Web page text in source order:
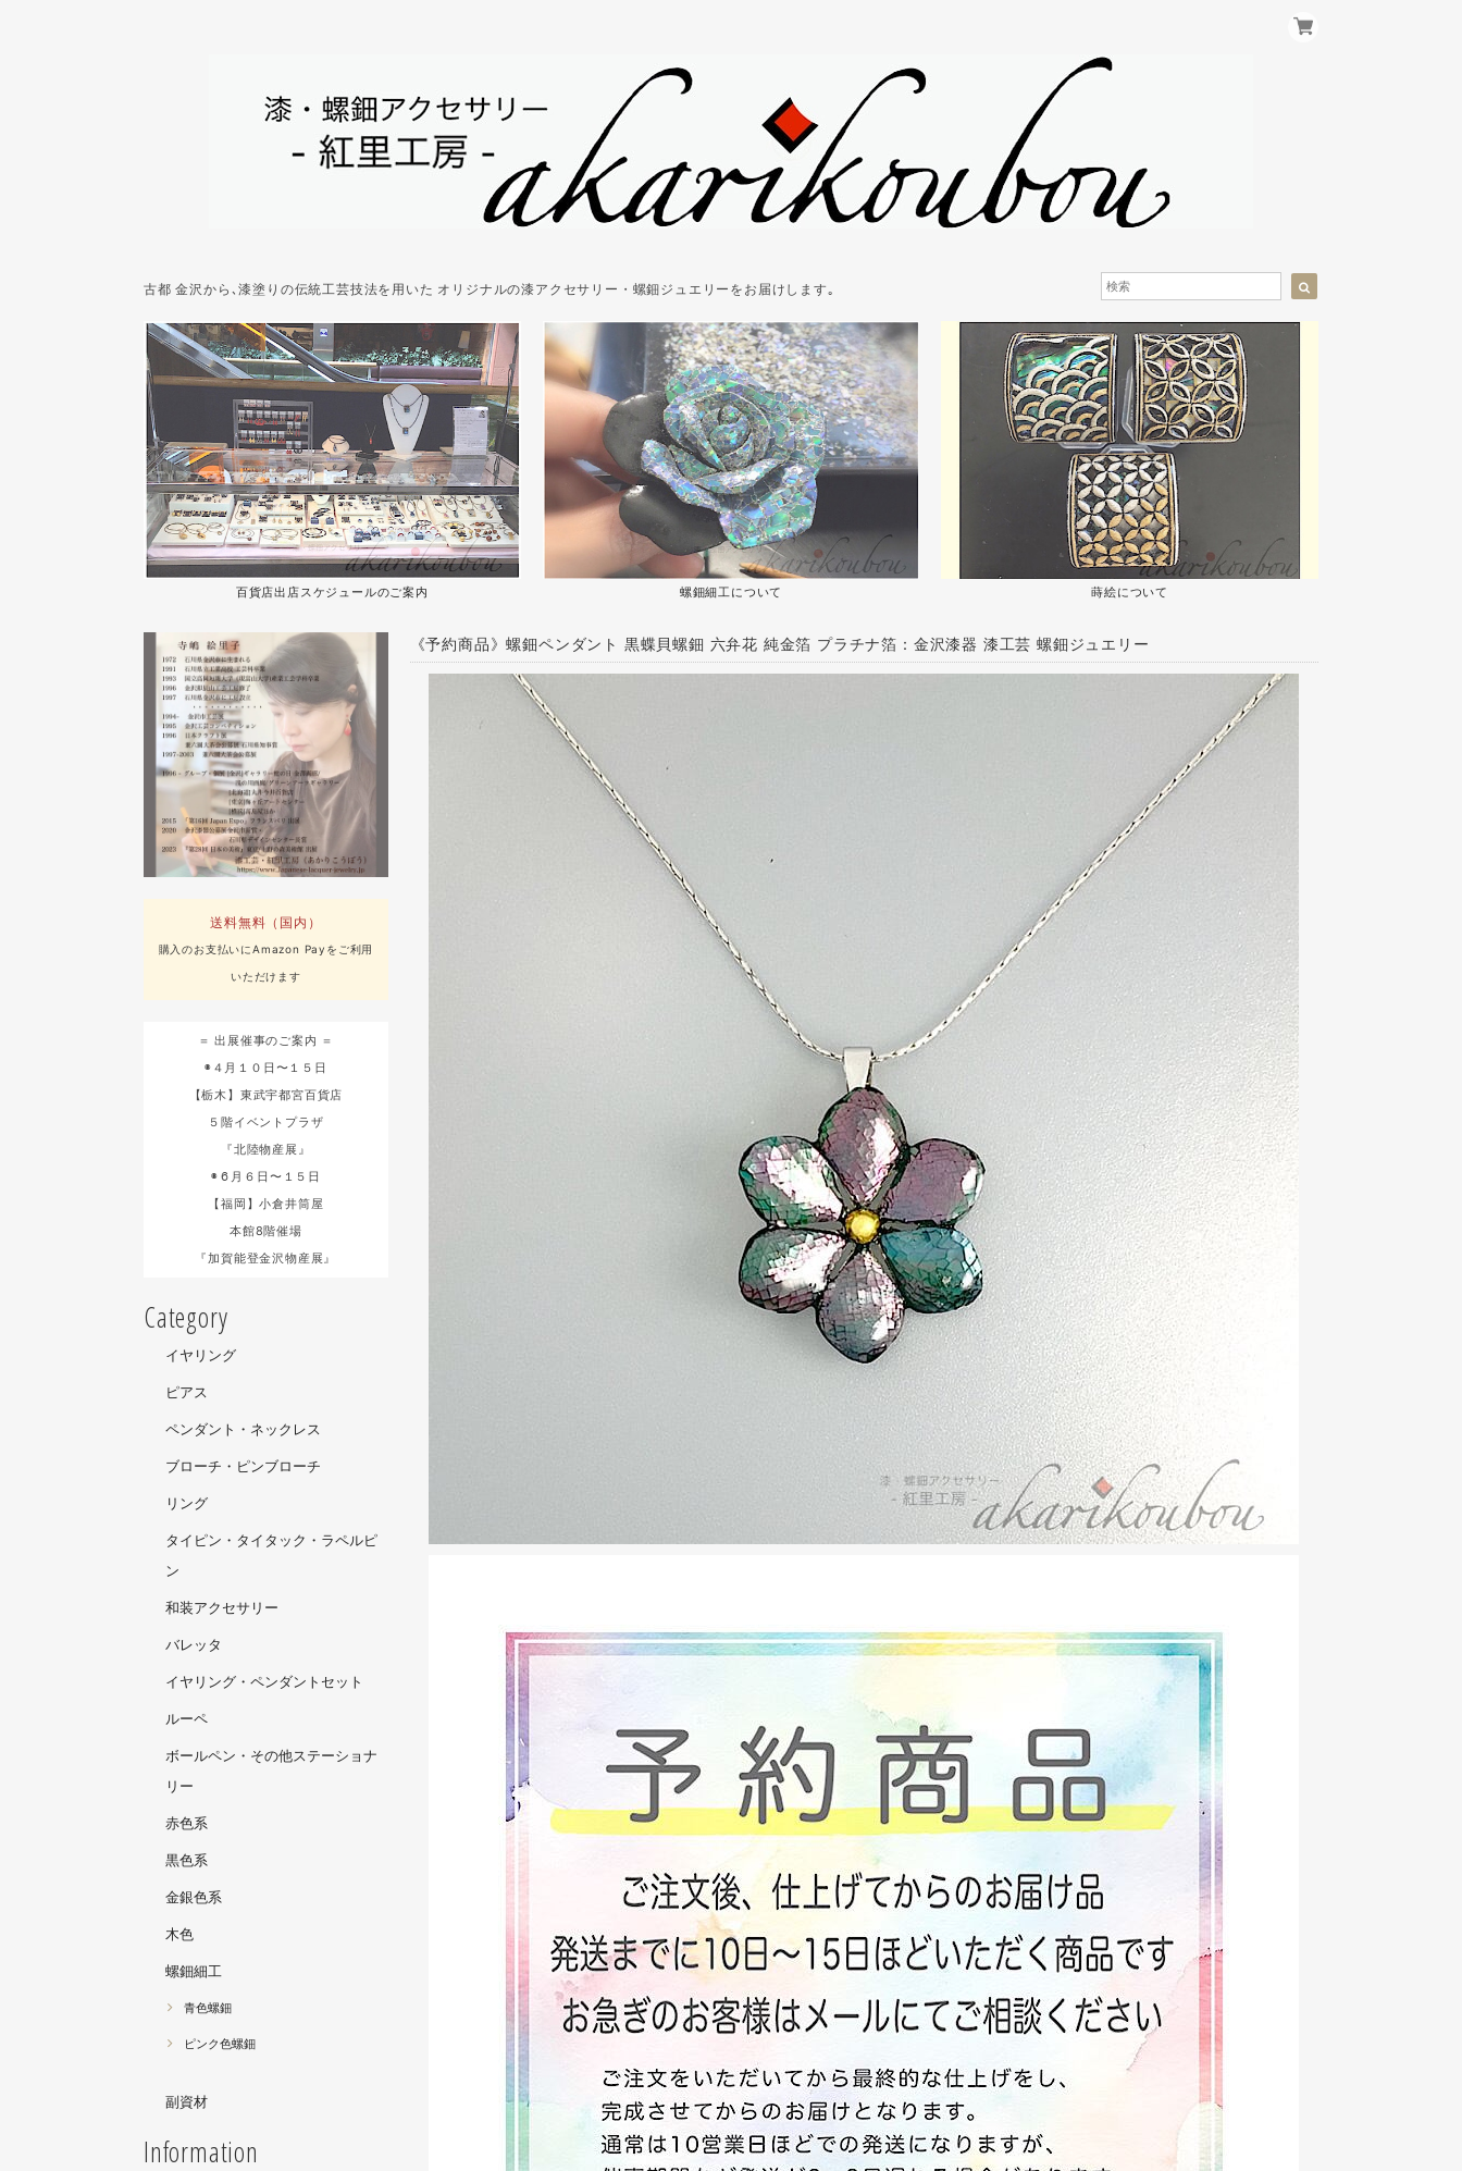
古都 金沢から､漆塗りの伝統工芸技法を用いた オリジナルの漆アクセサリー・螺鈿ジュエリーをお届けします｡
百貨店出店スケジュールのご案内 螺鈿細工について 蒔絵について
送料無料（国内）
購入のお支払いにAmazon Payをご利用
いただけます
＝ 出展催事のご案内 ＝
◉４月１０日〜１５日
【栃木】東武宇都宮百貨店
５階イベントプラザ
『北陸物産展』
◉６月６日〜１５日
【福岡】小倉井筒屋
本館8階催場
『加賀能登金沢物産展』
Category
イヤリング
ピアス
ペンダント・ネックレス
ブローチ・ピンブローチ
リング
タイピン・タイタック・ラペルピ
ン
和装アクセサリー
バレッタ
イヤリング・ペンダントセット
ルーペ
ボールペン・その他ステーショナ
リー
赤色系
黒色系
金銀色系
木色
螺鈿細工
青色螺鈿
ピンク色螺鈿
副資材
Information
《予約商品》螺鈿ペンダント 黒蝶貝螺鈿 六弁花 純金箔 プラチナ箔：金沢漆器 漆工芸 螺鈿ジュエリー